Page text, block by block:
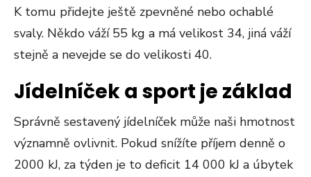
K tomu přidejte ještě zpevněné nebo ochablé
svaly. Někdo váží 55 kg a má velikost 34, jiná váží
stejně a nevejde se do velikosti 40.
Jídelníček a sport je základ
Správně sestavený jídelníček může naši hmotnost
významně ovlivnit. Pokud snížíte příjem denně o
2000 kJ, za týden je to deficit 14 000 kJ a úbytek